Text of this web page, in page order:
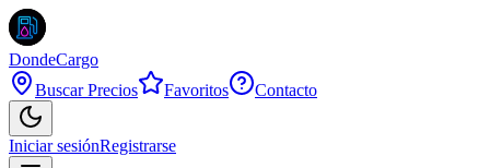
DondeCargo
Buscar Precios
Favoritos Contacto
Iniciar sesiónRegistrarse